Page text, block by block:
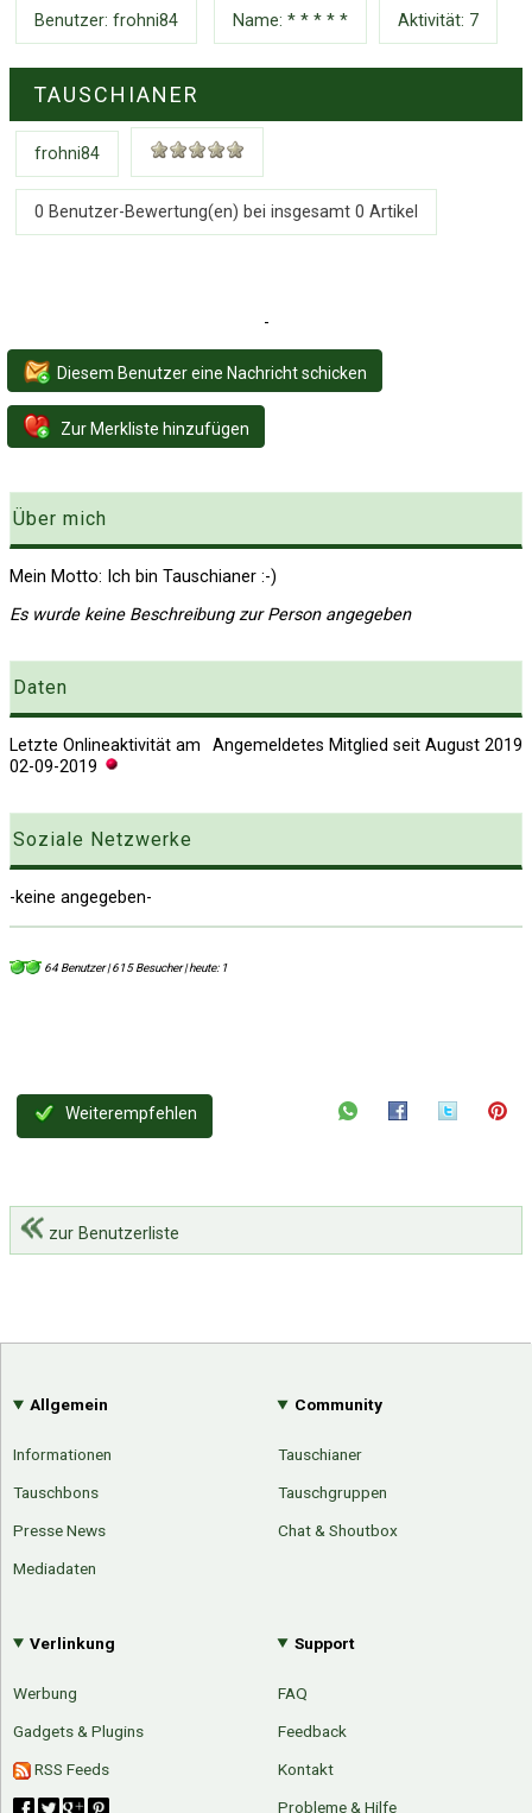
Twitter
Benutzer: frohni84 Name: * * * * * Aktivität: 7
TAUSCHIANER
frohni84
0 Benutzer-Bewertung(en) bei insgesamt 0 Artikel
-
Diesem Benutzer eine Nachricht schicken
Zur Merkliste hinzufügen
Über mich
Mein Motto: Ich bin Tauschianer :-)
Es wurde keine Beschreibung zur Person angegeben
Daten
Angemeldetes Mitglied seit August 2019
Letzte Onlineaktivität am
02-09-2019
Soziale Netzwerke
-keine angegeben-
64 Benutzer | 615 Besucher | heute: 1
Weiterempfehlen
zur Benutzerliste
Allgemein
Informationen
Tauschbons
Presse News
Mediadaten
Community
Tauschianer
Tauschgruppen
Chat & Shoutbox
Verlinkung
Werbung
Gadgets & Plugins
RSS Feeds
Support
FAQ
Feedback
Kontakt
Probleme & Hilfe